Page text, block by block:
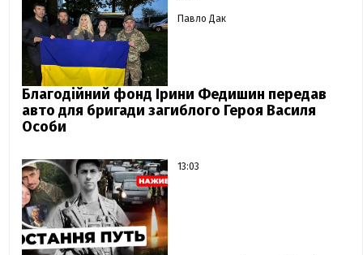
Павло Дак
Благодійний фонд Ірини Федишин передав
авто для бригади загиблого Героя Василя
Особи
13:03